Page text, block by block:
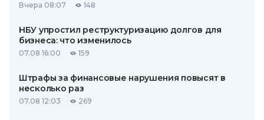
Вчера 08:07 148
НБУ упростил реструктуризацию долгов для
бизнеса: что изменилось
07.08 16:00 159
Штрафы за финансовые нарушения повысят в
несколько раз
07.08 12:03 269